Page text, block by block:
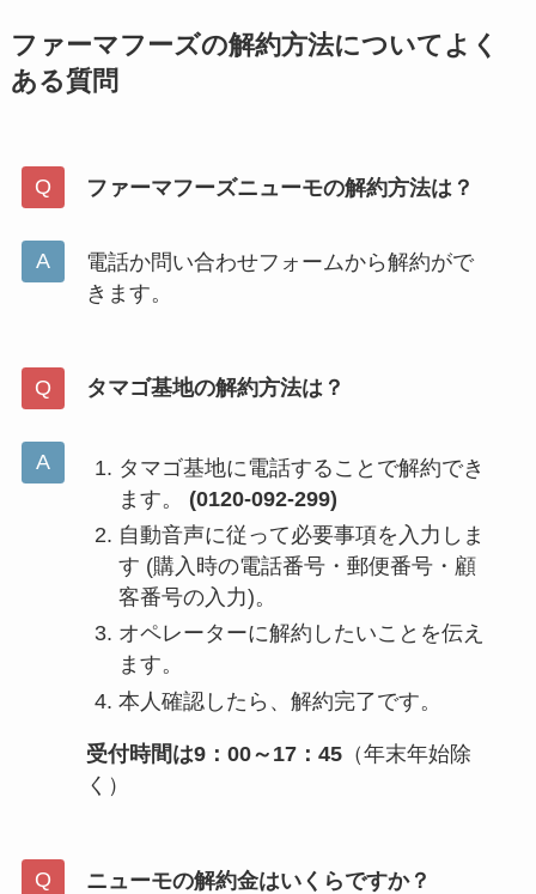
ファーマフーズの解約方法についてよく
ある質問
ファーマフーズニューモの解約方法は？
電話か問い合わせフォームから解約がで
きます。
タマゴ基地の解約方法は？
タマゴ基地に電話することで解約でき
ます。
(0120-092-299)
自動音声に従って必要事項を入力しま
す (購入時の電話番号・郵便番号・顧
客番号の入力)。
オペレーターに解約したいことを伝え
ます。
本人確認したら、解約完了です。
受付時間は9：00～17：45（年末年始除
く）
ニューモの解約金はいくらですか？